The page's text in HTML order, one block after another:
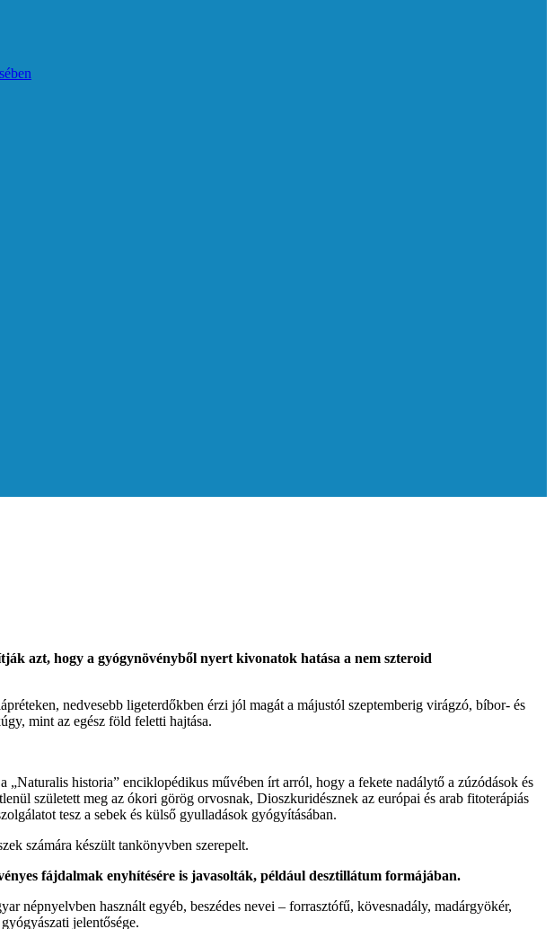
azt, hogy a gyógynövényből nyert kivonatok hatása a nem szteroid
nedvesebb ligeterdőkben érzi jól magát a májustól szeptemberig virágzó, bíbor- és
mint az egész föld feletti hajtása.
historia” enciklopédikus művében írt arról, hogy a fekete nadálytő a zúzódások és
született meg az ókori görög orvosnak, Dioszkuridésznek az európai és arab fitoterápiás
tesz a sebek és külső gyulladások gyógyításában.
számára készült tankönyvben szerepelt.
fájdalmak enyhítésére is javasolták, például desztillátum formájában.
népnyelvben használt egyéb, beszédes nevei – forrasztófű, kövesnadály, madárgyökér,
jelentősége.